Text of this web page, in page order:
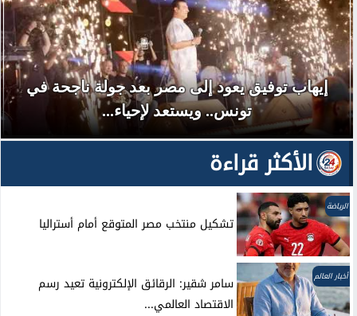
إيهاب توفيق يعود إلى مصر بعد جولة ناجحة في
تونس.. ويستعد لإحياء...
الأكثر قراءة
الرياضة
تشكيل منتخب مصر المتوقع أمام أستراليا
أخبار العالم
سامر شقير: الرقائق الإلكترونية تعيد رسم
الاقتصاد العالمي...